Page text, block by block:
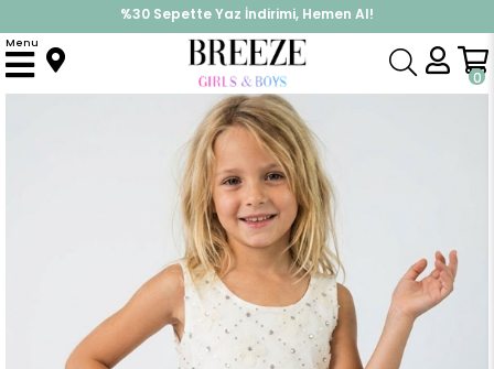
%30 Sepette Yaz İndirimi, Hemen Al!
İndirimlere ek %10 İndirimi Kap, Hemen Üye Ol!
0
Menu
Anasayfa Elbise Modelleri Yazlık Elbise Kız Çocuk Elbise Çiçek Aplikeli Pullu Fiyonk Detaylı Ekru (5-10 Yaş)